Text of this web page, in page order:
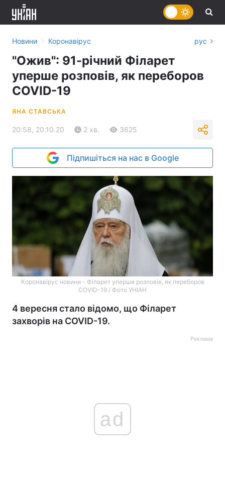
Новини › Коронавірус рус
"Ожив": 91-річний Філарет
уперше розповів, як переборов
COVID-19
ЯНА СТАВСЬКА
20:58, 20.10.20 2 хв. 3625
Підпишіться на нас в Google
Коронавірус новини - Філарет уперше розповів, як переборов
COVID-19 / Фото УНІАН
4 вересня стало відомо, що Філарет
захворів на COVID-19.
Реклама
ad